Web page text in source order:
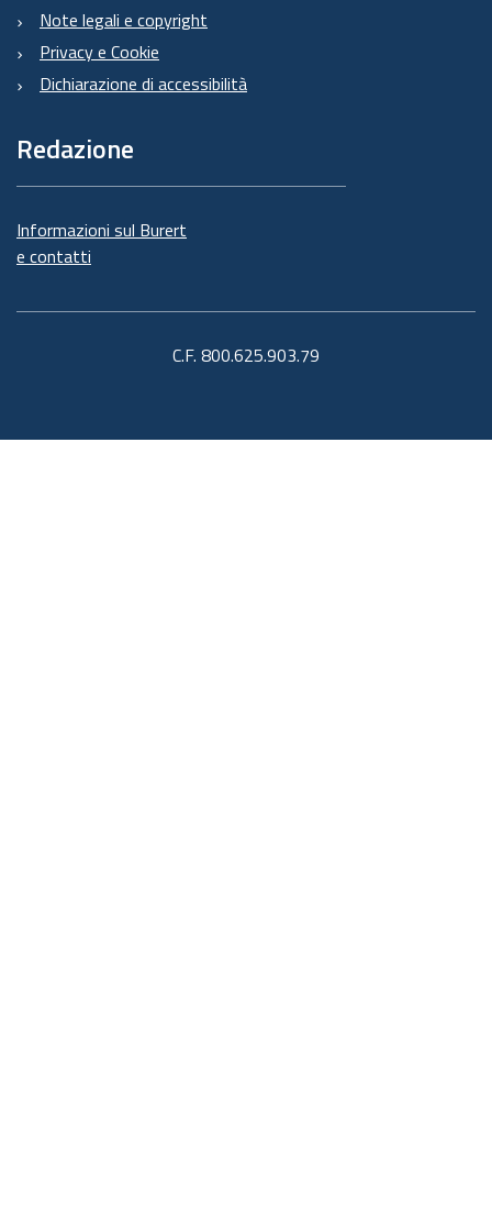
Note legali e copyright
Privacy e Cookie
Dichiarazione di accessibilità
Redazione
Informazioni sul Burert
e contatti
C.F. 800.625.903.79